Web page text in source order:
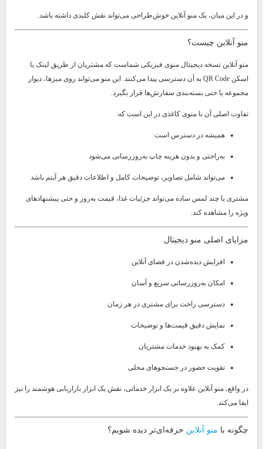
و در این میان، یک منو آنلاین خوش‌طراحی می‌تواند نقش کلیدی داشته باشد.
منو آنلاین چیست؟
منو آنلاین نسخه دیجیتال منوی فیزیکی شماست که مشتریان از طریق لینک یا
اسکن QR Code به آن دسترسی پیدا می‌کنند. این منو می‌تواند روی میزها، دیوار
مجموعه یا حتی بسته‌بندی سفارش‌ها قرار بگیرد.
تفاوت اصلی آن با منوی کاغذی در این است که:
همیشه در دسترس است
به‌راحتی و بدون هزینه چاپ به‌روزرسانی می‌شود
می‌تواند شامل تصاویر، توضیحات کامل و اطلاعات دقیق هر آیتم باشد
مشتری با چند لمس ساده می‌تواند جزئیات غذا، قیمت به‌روز و حتی پیشنهادهای
ویژه را مشاهده کند.
مزایای اصلی منو دیجیتال
افزایش دیده‌شدن در فضای آنلاین
امکان به‌روزرسانی سریع و آسان
دسترسی راحت برای مشتری در هر زمان
نمایش دقیق قیمت‌ها و توضیحات
کمک به بهبود خدمات مشتریان
تقویت حضور در جستجوهای محلی
در واقع، منو آنلاین علاوه بر یک ابزار خدماتی، نقش یک ابزار بازاریابی هوشمند را نیز
ایفا می‌کند.
چگونه با منو آنلاین حرفه‌ای‌تر دیده شویم؟